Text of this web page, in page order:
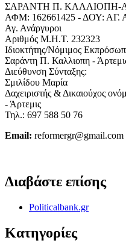
ΣΑΡΑΝΤΗ Π. ΚΑΛΛΙΟΠΗ-
ΑΦΜ: 162661425 - ΔΟΥ: ΑΓ.
Αγ. Ανάργυροι
Αριθμός Μ.Η.Τ. 232323
Ιδιοκτήτης/Νόμιμος
Σαράντη Π. Καλλιοπη -
Διεύθυνση Σύνταξης:
Σμιλίδου Μαρία
Δαχειριστής & Δικαιούχος
- Άρτεμις
Τηλ.: 697 588 50 76
Email: reformergr@gmail.com
Διαβάστε επίσης
Politicalbank.gr
Κατηγορίες